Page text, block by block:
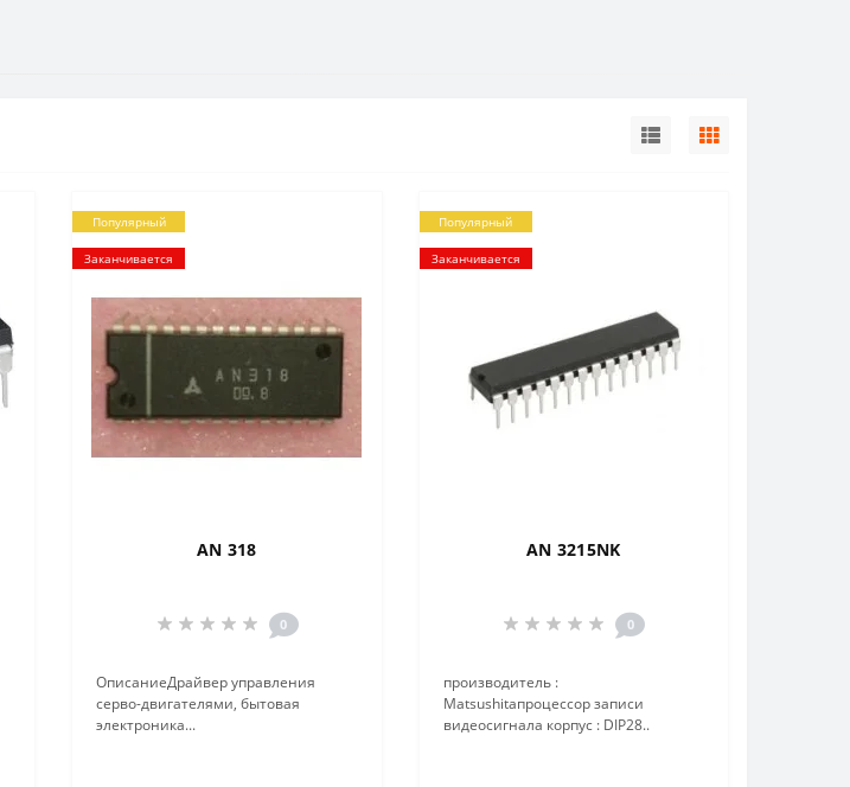
Популярный
Заканчивается
AN 318
0
ОписаниеДрайвер управления
серво-двигателями, бытовая
электроника...
Популярный
Заканчивается
AN 3215NK
0
производитель :
Matsushitaпроцессор записи
видеосигнала корпус : DIP28..